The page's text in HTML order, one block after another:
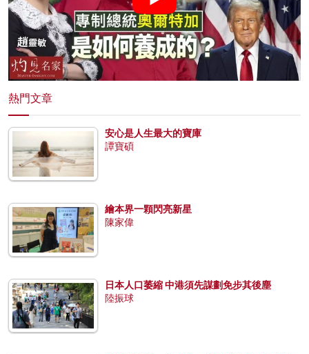
熱門文章
安心是人生最大的寶庫
譚寶碩
繪本界一顆閃亮新星
陳家偉
日本人口萎縮 中港須先謀劃免步其後塵
陸振球